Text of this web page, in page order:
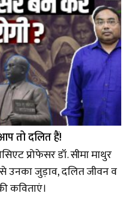
तो दलित हैं!
प्रोफेसर डॉ. सीमा माथुर
उनका जुड़ाव, दलित जीवन व
कविताएं।